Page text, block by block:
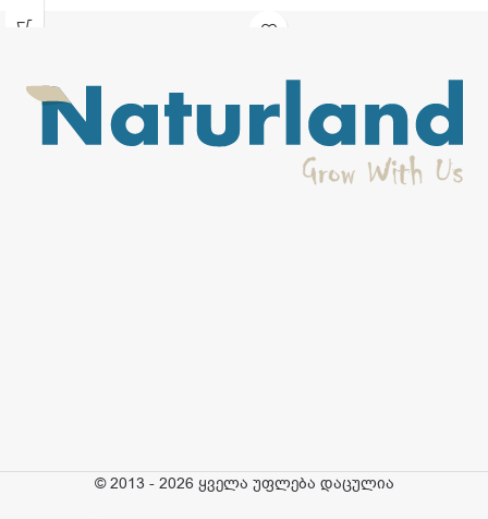
© 2013 - 2026 ყველა უფლება დაცულია